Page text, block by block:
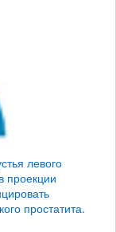
левого
проекции
простатита.